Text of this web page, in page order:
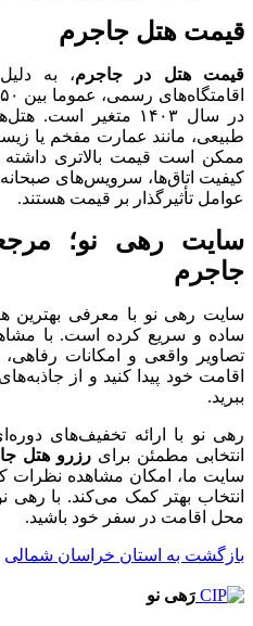
قیمت هتل جاجرم
قیمت هتل در جاجرم، به
در سال ۱۴۰۳ متغیر
طبیعی، مانند عمارت مفخم یا
ممکن است قیمت بالاتری داشته
کیفیت اتاق‌ها، سرویس‌های صبحانه
عوامل تأثیرگذار بر قیمت هستند.
سایت رهی نو؛
جاجرم
سایت رهی نو با معرفی بهترین
ساده و سریع کرده است. با
تصاویر واقعی و امکانات
اقامت خود پیدا کنید و از
ببرید.
رهی نو با ارائه تخفیف‌های
انتخابی مطمئن برای رزرو هتل
سایت ما، امکان مشاهده نظرات
انتخاب بهتر کمک می‌کند. با رهی
محل اقامت در سفر خود باشید.
بازگشت به استان خراسان شمالی
رَهی نو